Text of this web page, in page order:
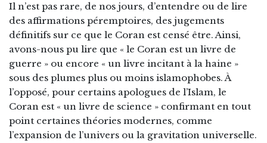
Il n’est pas rare, de nos jours, d’entendre ou de lire
des affirmations péremptoires, des jugements
définitifs sur ce que le Coran est censé être. Ainsi,
avons-nous pu lire que « le Coran est un livre de
guerre » ou encore « un livre incitant à la haine »
sous des plumes plus ou moins islamophobes. À
l’opposé, pour certains apologues de l’Islam, le
Coran est « un livre de science » confirmant en tout
point certaines théories modernes, comme
l’expansion de l’univers ou la gravitation universelle.